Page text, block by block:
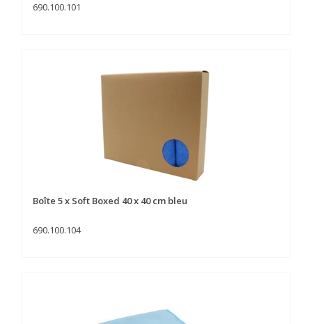
690.100.101
Boîte 5 x Soft Boxed 40 x 40 cm bleu
690.100.104